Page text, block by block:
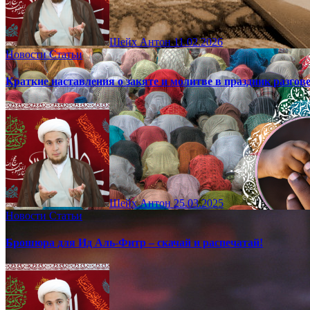
Шейх Антон11.02.2026
НовостиСтатьи
Краткие наставления о закяте и молитве в праздник
Шейх Антон25.03.2025
Новости Статьи
Брошюра для Ид Аль-Фитр – скачай и распечатай!